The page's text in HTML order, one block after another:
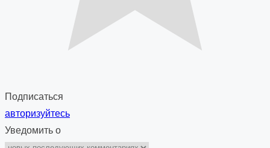
Подписаться
авторизуйтесь
Уведомить о